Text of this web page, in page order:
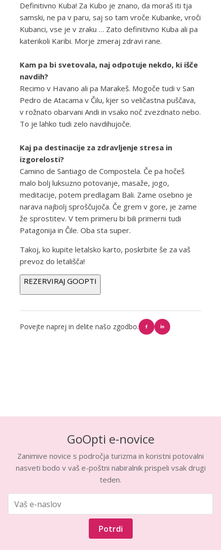
Definitivno Kuba! Za Kubo je znano, da moraš iti tja
samski, ne pa v paru, saj so tam vroče Kubanke, vroči
Kubanci, vse je v zraku … Zato definitivno Kuba ali pa
katerikoli Karibi. Morje zmeraj zdravi rane.
Kam pa bi svetovala, naj odpotuje nekdo, ki išče
navdih?
Recimo v Havano ali pa Marakeš. Mogoče tudi v San
Pedro de Atacama v Čilu, kjer so veličastna puščava,
v rožnato obarvani Andi in vsako noč zvezdnato nebo.
To je lahko tudi zelo navdihujoče.
Kaj pa destinacije za zdravljenje stresa in
izgorelosti?
Camino de Santiago de Compostela. Če pa hočeš
malo bolj luksuzno potovanje, masaže, jogo,
meditacije, potem predlagam Bali. Zame osebno je
narava najbolj sproščujoča. Če grem v gore, je zame
že sprostitev. V tem primeru bi bili primerni tudi
Patagonija in Čile. Oba sta super.
Takoj, ko kupite letalsko karto, poskrbite še za vaš
prevoz do letališča!
REZERVIRAJ GOOPTI
Povejte naprej in delite našo zgodbo.
GoOpti e-novice
Zanimive novice s področja turizma in koristni potovalni
nasveti bodo v vaš e-poštni nabiralnik prispeli vsak drugi
teden.
Potrdi